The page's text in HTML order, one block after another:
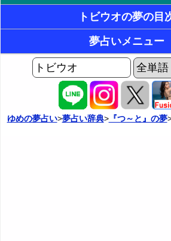
飛星派風水で住宅
男と女の心理学と心
トビウオの夢の目
1. トビウオの色が印象的な夢
2. 白いトビウオの夢 - 清楚・純粋・誠実
3. 黒いトビウオの夢 - 喪失・孤独・苦
4. 赤いトビウオの夢 - 生命力・興奮・
17. トビウオの状態が印象的な夢
18. 大きなトビウオの夢 - 長所や欠点
19. 貧弱なトビウオの夢 - 運気の低迷
20. 怪我したトビウオの夢・病気のト
2P: 感情やトビウオの状況の夢
3P: トビウオの行動の夢
夢占いメニュー
AIゆめの夢占いチャット
夢占い掲示板
ゆめの夢占い>夢占い辞典>『つ～と』の夢